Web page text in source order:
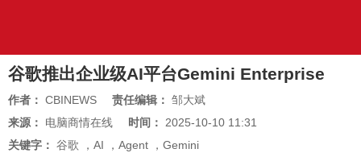
谷歌推出企业级AI平台Gemini Enterprise
作者： CBINEWS 责任编辑： 邹大斌
来源： 电脑商情在线 时间： 2025-10-10 11:31
关键字： 谷歌 ， AI ， Agent ， Gemini